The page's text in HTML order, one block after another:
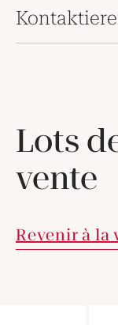
Lots
vente
Revenir à la